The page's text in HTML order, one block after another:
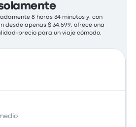
8 horas 34 minutos y, con
desde apenas $ 34.599, ofrece una
precio para un viaje cómodo.